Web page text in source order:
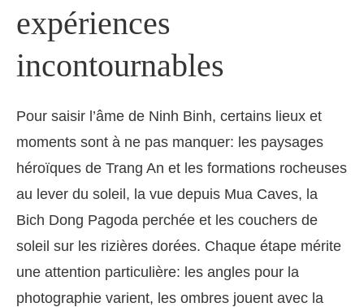
expériences
incontournables
Pour saisir l’âme de Ninh Binh, certains lieux et
moments sont à ne pas manquer: les paysages
héroïques de Trang An et les formations rocheuses
au lever du soleil, la vue depuis Mua Caves, la
Bich Dong Pagoda perchée et les couchers de
soleil sur les rizières dorées. Chaque étape mérite
une attention particulière: les angles pour la
photographie varient, les ombres jouent avec la